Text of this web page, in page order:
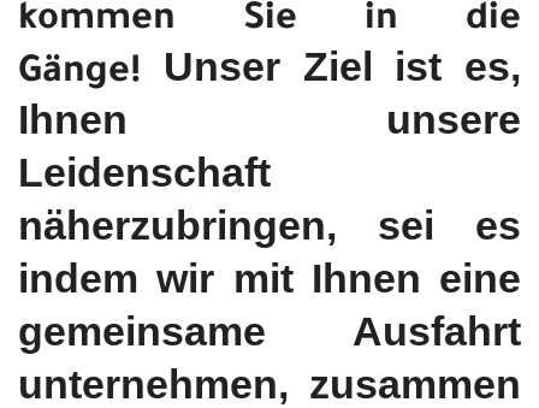
kommen Sie in die
Gänge! Unser Ziel ist es,
Ihnen unsere
Leidenschaft
näherzubringen, sei es
indem wir mit Ihnen eine
gemeinsame Ausfahrt
unternehmen, zusammen